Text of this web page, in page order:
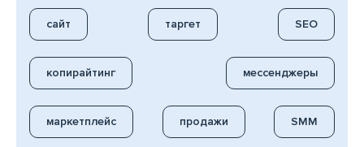
сайт таргет SEO
копирайтинг мессенджеры
маркетплейс продажи SMM